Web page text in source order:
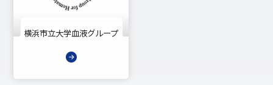
横浜市立大学血液グループ